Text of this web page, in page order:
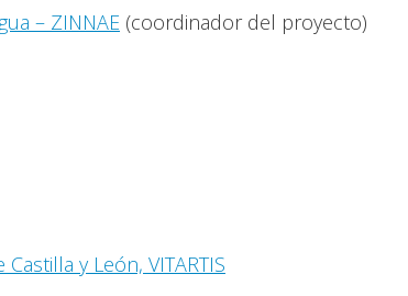
– ZINNAE (coordinador del proyecto)
y León, VITARTIS